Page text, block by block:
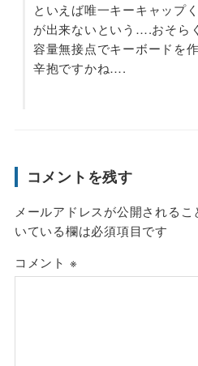
といえば唯一キーキャップ
が出来ないという….おそら
容量無接点でキーボードを
辛抱ですかね….
コメントを残す
メールアドレスが公開されるこ
いている欄は必須項目です
コメント ※